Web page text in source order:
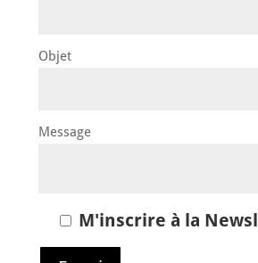
Objet
Message
M'inscrire à la